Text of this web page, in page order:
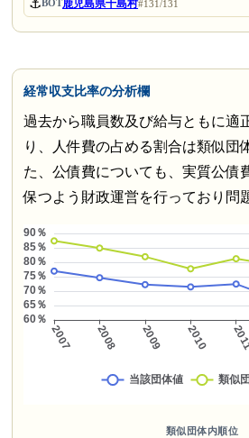
⚓ BOT鹿児島県十島村#131/131
経常収支比率の分析欄
過去から職員数及び給与ともに適
り、人件費の占める割合は類似団
た、公債費についても、実質公債
保つよう財政運営を行っており問
類似団体内順位